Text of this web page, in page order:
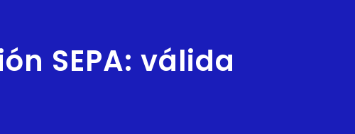
SEPA: válida